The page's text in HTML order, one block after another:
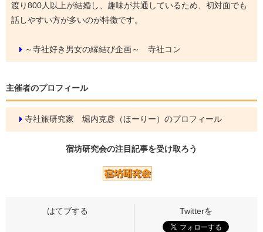
渡り800人以上が結婚し、趣味が共通しているため、初対面でも
話しやすい方が多いのが特徴です。
～寺社好き男女の縁結び企画～ 寺社コン
主催者のプロフィール
寺社旅研究家 堀内克彦（ほーりー）のプロフィール
宿坊研究会の注目記事を受け取ろう